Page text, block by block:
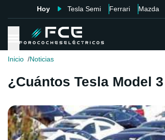
Hoy Tesla Semi Ferrari Mazda
Inicio Noticias
¿Cuántos Tesla Model